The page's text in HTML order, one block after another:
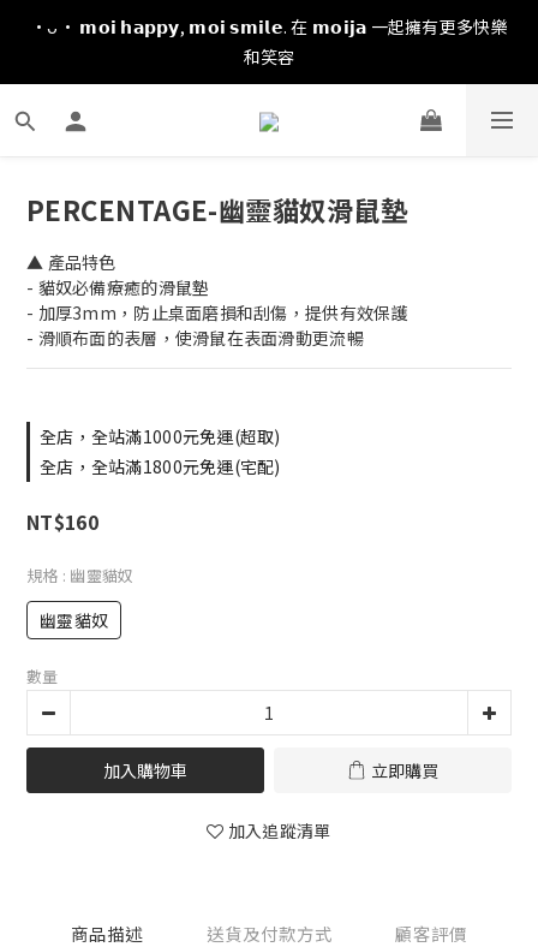
·ᴗ· 𝗺𝗼𝗶 𝗵𝗮𝗽𝗽𝘆, 𝗺𝗼𝗶 𝘀𝗺𝗶𝗹𝗲. 在 𝗺𝗼𝗶𝗷𝗮 一起擁有更多快樂
和笑容
PERCENTAGE-幽靈貓奴滑鼠墊
▲ 產品特色
- 貓奴必備療癒的滑鼠墊
- 加厚3mm，防止桌面磨損和刮傷，提供有效保護
- 滑順布面的表層，使滑鼠在表面滑動更流暢
全店，全站滿1000元免運(超取)
全店，全站滿1800元免運(宅配)
NT$160
規格 : 幽靈貓奴
幽靈貓奴
數量
加入購物車 立即購買
加入追蹤清單
商品描述 送貨及付款方式 顧客評價